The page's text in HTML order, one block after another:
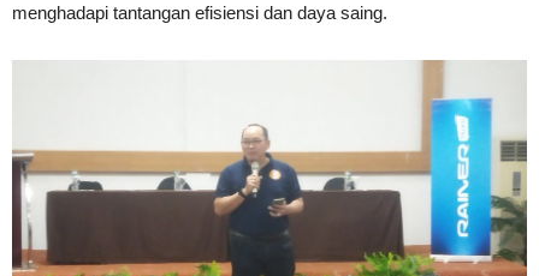
menghadapi tantangan efisiensi dan daya saing.